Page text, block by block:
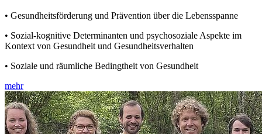
• Gesundheitsförderung und Prävention über die Lebensspanne
• Sozial-kognitive Determinanten und psychosoziale Aspekte im
Kontext von Gesundheit und Gesundheitsverhalten
• Soziale und räumliche Bedingtheit von Gesundheit
mehr